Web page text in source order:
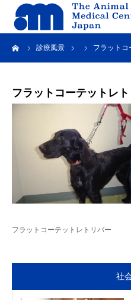
診療風景 フラットコ
フラットコーテットレ
フラットコーテットレトリバー
社
Home
recruit
contact us